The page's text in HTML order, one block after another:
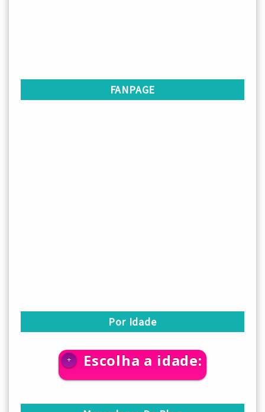
FANPAGE
Por Idade
+ Escolha a idade: